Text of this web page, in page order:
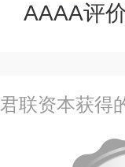
AAAA评
君联资本获得